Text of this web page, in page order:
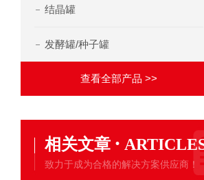
结晶罐
发酵罐/种子罐
查看全部产品 >>
相关文章 ·
致力于成为合格的解决方案供应商！